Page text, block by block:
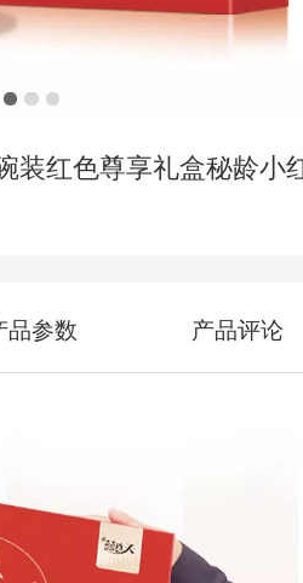
装红色尊享礼盒秘龄小
品参数 产品评论